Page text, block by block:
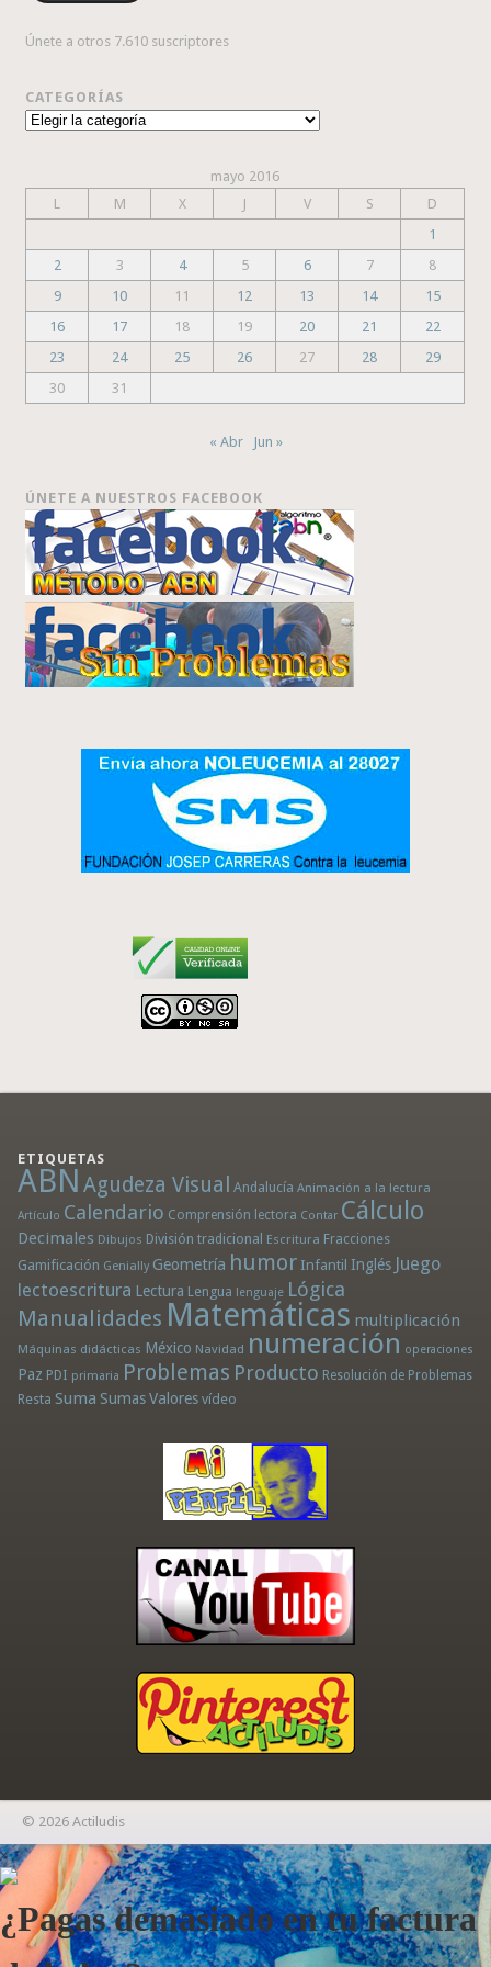
Únete a otros 7.610 suscriptores
CATEGORÍAS
Categorías
mayo 2016
L
M X J V S
D
1
2
3 4 5 6 7
8
9
10 11 12 13 14
15
16
17 18 19 20 21
22
23
24 25 26 27 28
29
30
31
« Abr Jun »
ÚNETE A NUESTROS FACEBOOK
ETIQUETAS
ABN Agudeza Visual Andalucía Animación a la lectura
Artículo Calendario Comprensión lectora Contar Cálculo
Decimales Dibujos División tradicional Escritura Fracciones
Gamificación Genially Geometría humor Infantil Inglés Juego
lectoescritura Lectura Lengua lenguaje Lógica
Manualidades Matemáticas multiplicación
Máquinas didácticas México Navidad numeración operaciones
Paz PDI primaria Problemas Producto Resolución de Problemas
Resta Suma Sumas Valores vídeo
© 2026 Actiludis
×
¿Pagas demasiado en tu factura